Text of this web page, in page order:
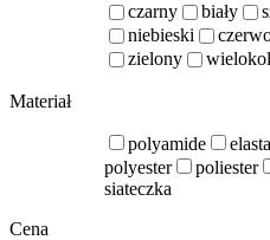
czarny
biały
niebieski
zielony
Materiał
polyamide
polyester
poliester
siateczka
Cena